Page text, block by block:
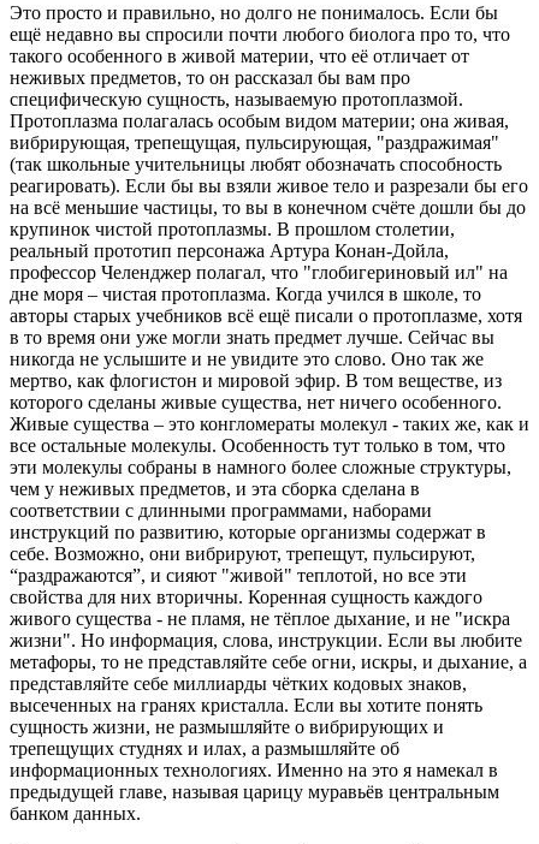
Это просто и правильно, но долго не понималось. Если бы
ещё недавно вы спросили почти любого биолога про то, что
такого особенного в живой материи, что её отличает от
неживых предметов, то он рассказал бы вам про
специфическую сущность, называемую протоплазмой.
Протоплазма полагалась особым видом материи; она живая,
вибрирующая, трепещущая, пульсирующая, "раздражимая"
(так школьные учительницы любят обозначать способность
реагировать). Если бы вы взяли живое тело и разрезали бы его
на всё меньшие частицы, то вы в конечном счёте дошли бы до
крупинок чистой протоплазмы. В прошлом столетии,
реальный прототип персонажа Артура Конан-Дойла,
профессор Челенджер полагал, что "глобигериновый ил" на
дне моря – чистая протоплазма. Когда учился в школе, то
авторы старых учебников всё ещё писали о протоплазме, хотя
в то время они уже могли знать предмет лучше. Сейчас вы
никогда не услышите и не увидите это слово. Оно так же
мертво, как флогистон и мировой эфир. В том веществе, из
которого сделаны живые существа, нет ничего особенного.
Живые существа – это конгломераты молекул - таких же, как и
все остальные молекулы. Особенность тут только в том, что
эти молекулы собраны в намного более сложные структуры,
чем у неживых предметов, и эта сборка сделана в
соответствии с длинными программами, наборами
инструкций по развитию, которые организмы содержат в
себе. Возможно, они вибрируют, трепещут, пульсируют,
“раздражаются”, и сияют "живой" теплотой, но все эти
свойства для них вторичны. Коренная сущность каждого
живого существа - не пламя, не тёплое дыхание, и не "искра
жизни". Но информация, слова, инструкции. Если вы любите
метафоры, то не представляйте себе огни, искры, и дыхание, а
представляйте себе миллиарды чётких кодовых знаков,
высеченных на гранях кристалла. Если вы хотите понять
сущность жизни, не размышляйте о вибрирующих и
трепещущих студнях и илах, а размышляйте об
информационных технологиях. Именно на это я намекал в
предыдущей главе, называя царицу муравьёв центральным
банком данных.